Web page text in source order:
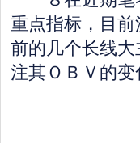
重点指标，目
前的几个长线
注其ＯＢＶ的变